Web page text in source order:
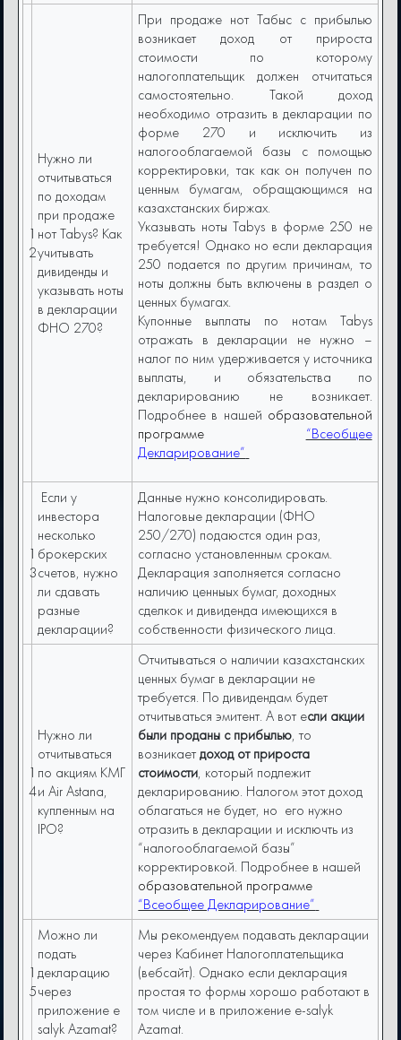
1
2
Нужно ли
отчитываться
по доходам
при продаже
нот Tabys? Как
учитывать
дивиденды и
указывать ноты
в декларации
ФНО 270?
При продаже нот Табыс с прибылью
возникает доход от прироста
стоимости по которому
налогоплательщик должен отчитаться
самостоятельно. Такой доход
необходимо отразить в декларации по
форме 270 и исключить из
налогооблагаемой базы с помощью
корректировки, так как он получен по
ценным бумагам, обращающимся на
казахстанских биржах.
Указывать ноты Tabys в форме 250 не
требуется! Однако но если декларация
250 подается по другим причинам, то
ноты должны быть включены в раздел о
ценных бумагах.
Купонные выплаты по нотам Tabys
отражать в декларации не нужно –
налог по ним удерживается у источника
выплаты, и обязательства по
декларированию не возникает.
Подробнее в нашей образовательной
программе
“Всеобщее
Декларирование”
1
3
Если у
инвестора
несколько
брокерских
счетов, нужно
ли сдавать
разные
декларации?
Данные нужно консолидировать.
Налоговые декларации (ФНО
250/270) подаюстся один раз,
согласно установленным срокам.
Декларация заполняется согласно
наличию ценныых бумаг, доходных
сделкок и дивиденда имеющихся в
собственности физического лица.
1
4
Нужно ли
отчитываться
по акциям КМГ
и Air Astana,
купленным на
IPO?
Отчитываться о наличии казахстанских
ценных бумаг в декларации не
требуется. По дивидендам будет
отчитываться эмитент. А вот если акции
были проданы с прибылью, то
возникаетдоход от прироста
стоимости, который подлежит
декларированию. Налогом этот доход
облагаться не будет, но его нужно
отразить в декларации и исключть из
“налогооблагаемой базы”
корректировкой. Подробнее в нашей
образовательной программе
“Всеобщее Декларирование”
1
5
Можно ли
подать
декларацию
через
приложение e
salyk Azamat?
Мы рекомендуем подавать декларации
через Кабинет Налогоплательщика
(вебсайт). Однако если декларация
простая то формы хорошо работают в
том числе и в приложение e-salyk
Azamat.